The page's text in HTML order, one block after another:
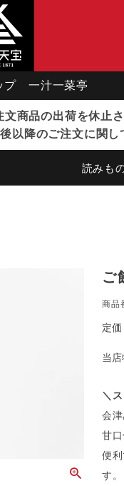
プ 一汁一菜亭
商品の出荷を休止さ
降のご注文に関し
読みも
ご
商品
定価
当
＼
会
甘
便
す。